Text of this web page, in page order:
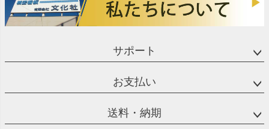
サポート
お支払い
送料・納期